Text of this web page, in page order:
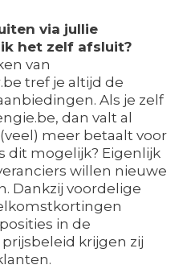
via jullie
het zelf afsluit?
van
tref je altijd de
Als je zelf
dan valt al
meer betaalt voor
dit mogelijk? Eigenlijk
willen nieuwe
Dankzij voordelige
in de
krijgen zij